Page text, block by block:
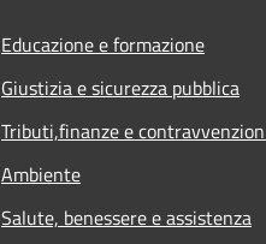
Educazione e formazione
Giustizia e sicurezza pubblica
Tributi,finanze e
Ambiente
Salute, benessere e assistenza